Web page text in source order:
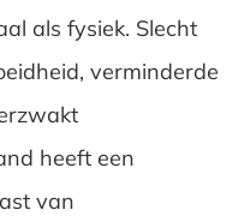
als fysiek. Slecht
verminderde
heeft een
van